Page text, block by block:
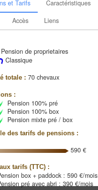
et Tarifs Caractéristiques
Accès Liens
Pension de proprietaires
Classique
totale : 70 chevaux
:
Pension 100% pré
Pension 100% box
Pension mixte pré / box
des tarifs de pensions :
590 €
tarifs (TTC) :
box + paddock : 590 €/mois
pré avec abri : 390 €/mois